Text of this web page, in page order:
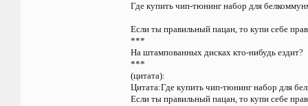
Где купить чип-тюнинг набор для
Если ты правильный пацан, то купи себе
***
На штампованных дисках кто-нибудь ездит?
***
(цитата):
Цитата:Где купить чип-тюнинг набор для
Если ты правильный пацан, то купи себе